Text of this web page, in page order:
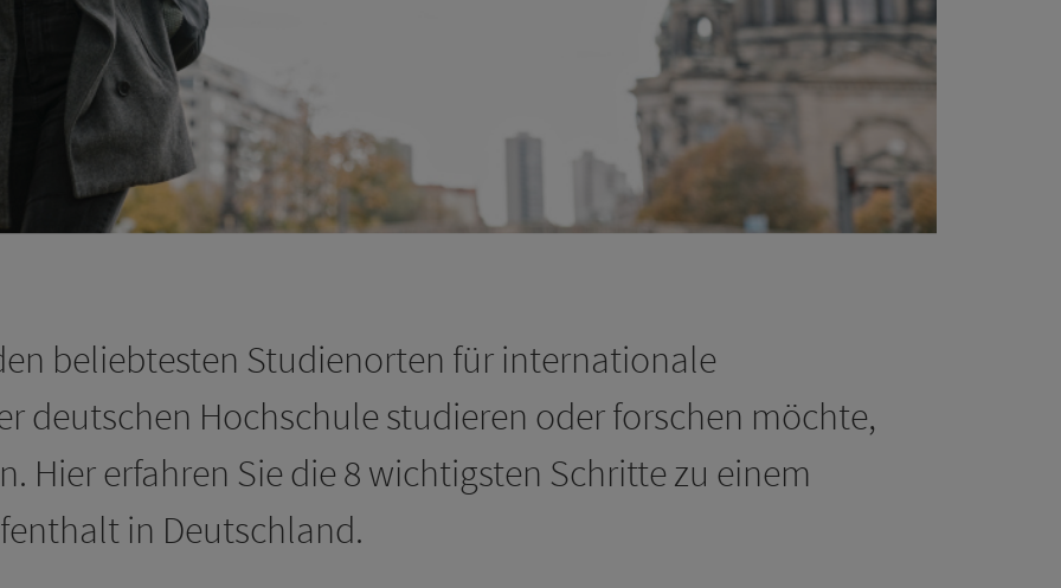
beliebtesten Studienorten für internationale
deutschen Hochschule studieren oder forschen möchte,
Hier erfahren Sie die 8 wichtigsten Schritte zu einem
in Deutschland.